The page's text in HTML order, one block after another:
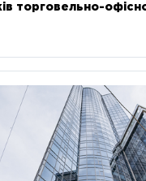
торговельно-